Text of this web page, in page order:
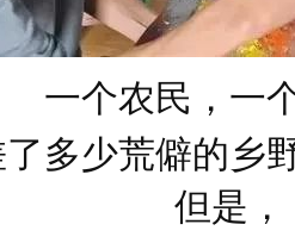
一个农民 ，一
多少荒僻的乡
但是，